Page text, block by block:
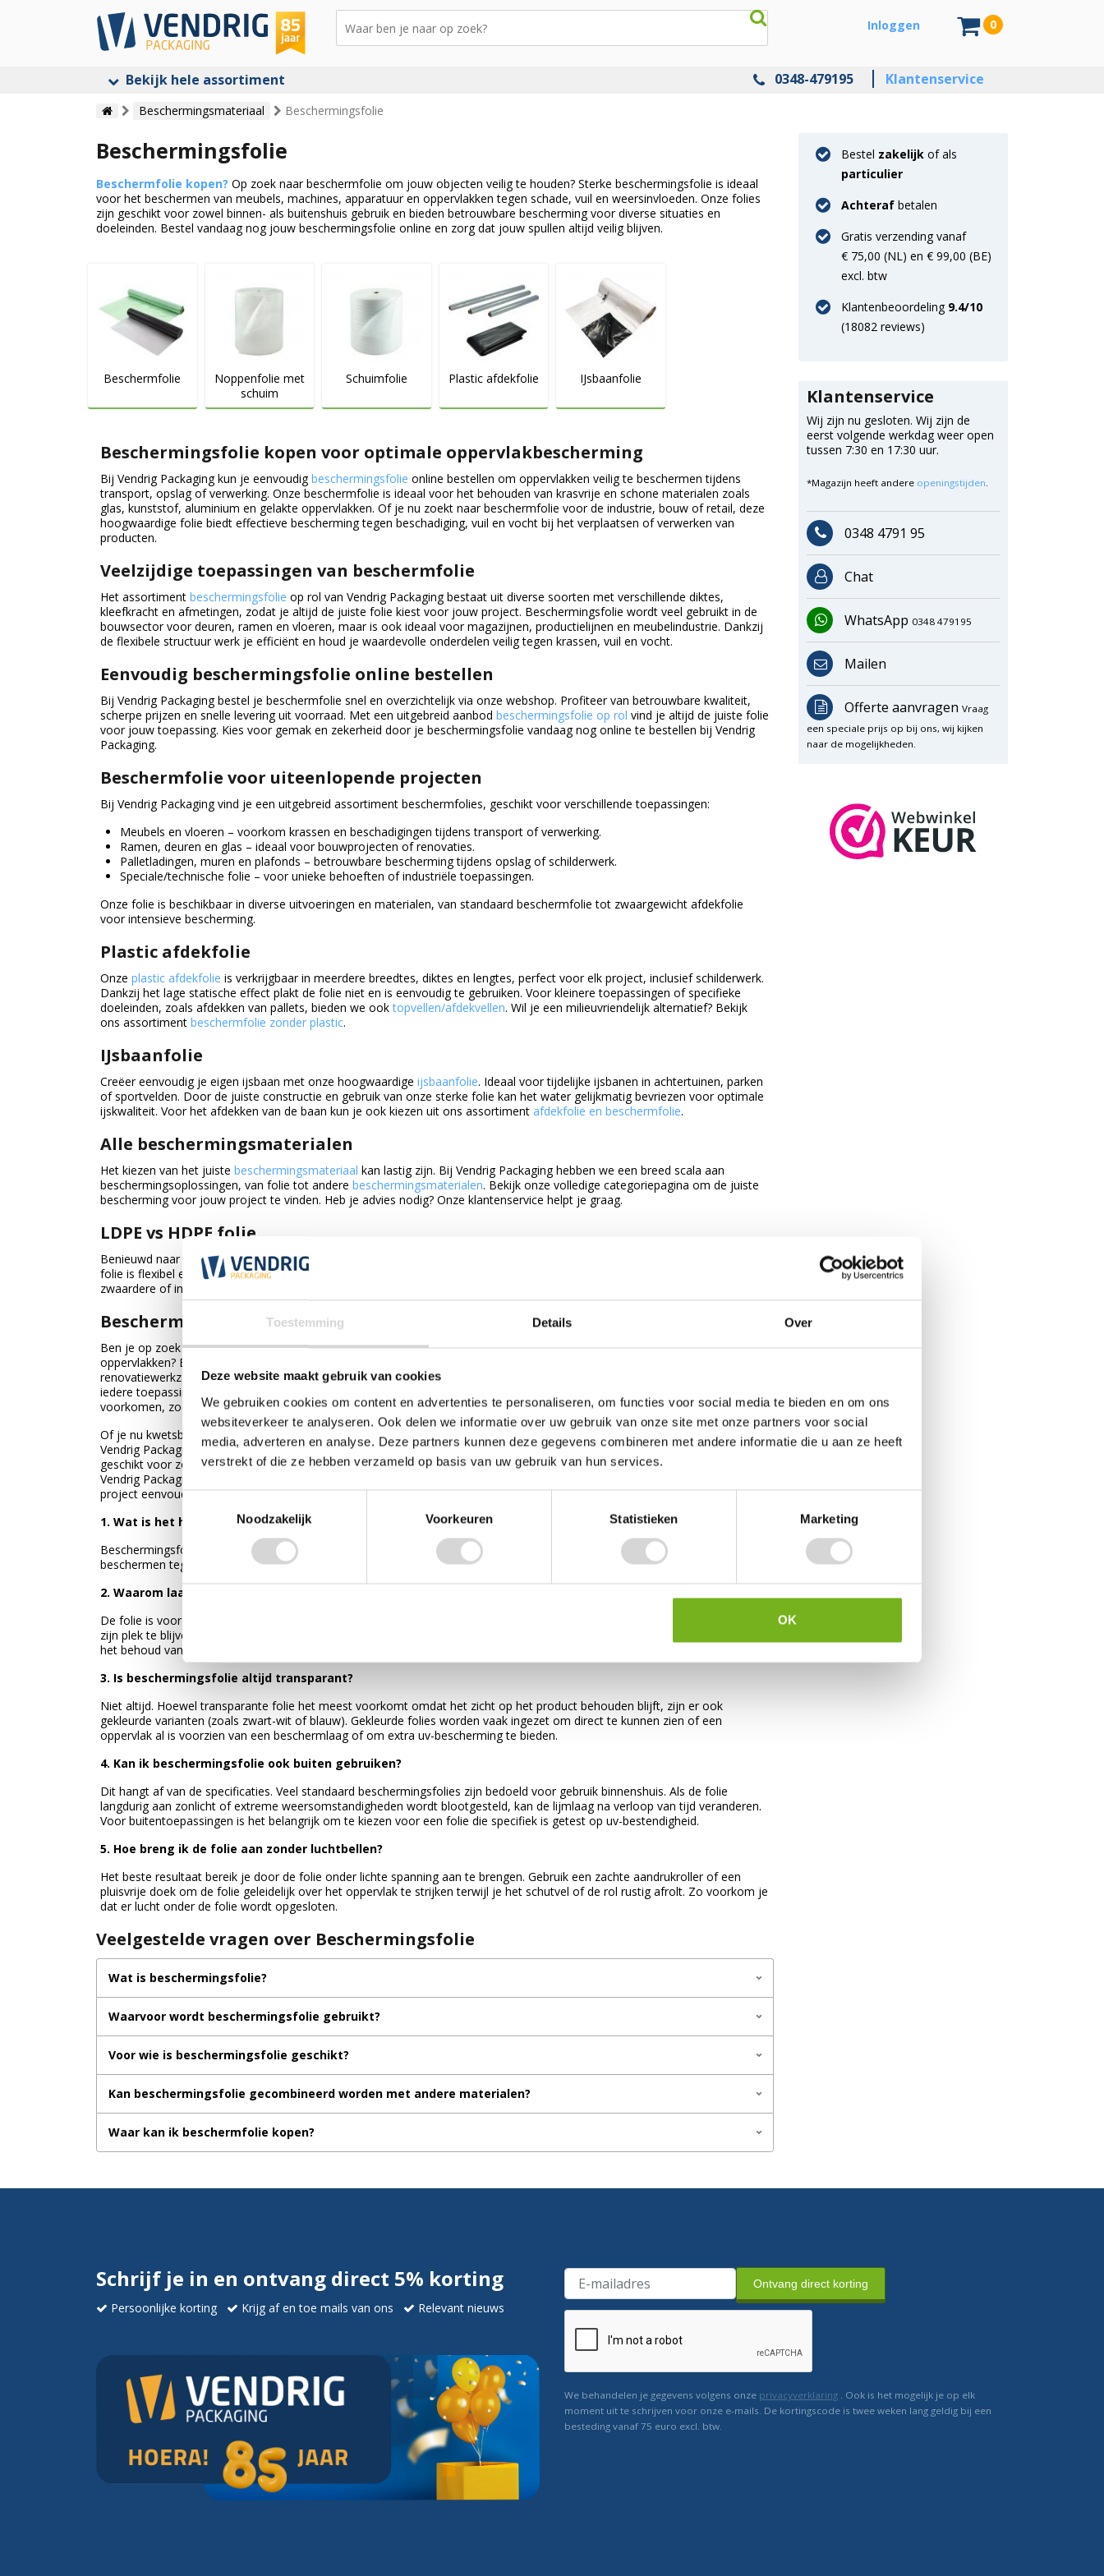
Toestemming Details Over
Deze website maakt gebruik van cookies
We gebruiken cookies om content en advertenties te personaliseren, om functies voor social media te bieden en om ons
websiteverkeer te analyseren. Ook delen we informatie over uw gebruik van onze site met onze partners voor social
media, adverteren en analyse. Deze partners kunnen deze gegevens combineren met andere informatie die u aan ze heeft
verstrekt of die ze hebben verzameld op basis van uw gebruik van hun services.
Toestemmingsselectie
Noodzakelijk
Voorkeuren Statistieken Marketing
OK
Inloggen 0
Bekijk hele assortiment 0348-479195 Klantenservice
Beschermingsmateriaal Beschermingsfolie
Beschermingsfolie
Beschermfolie kopen? Op zoek naar beschermfolie om jouw objecten veilig te houden? Sterke beschermingsfolie is ideaal
voor het beschermen van meubels, machines, apparatuur en oppervlakken tegen schade, vuil en weersinvloeden. Onze folies
zijn geschikt voor zowel binnen- als buitenshuis gebruik en bieden betrouwbare bescherming voor diverse situaties en
doeleinden. Bestel vandaag nog jouw beschermingsfolie online en zorg dat jouw spullen altijd veilig blijven.
Beschermfolie
Noppenfolie met
schuim
Schuimfolie Plastic afdekfolie IJsbaanfolie
Beschermingsfolie kopen voor optimale oppervlakbescherming
Bij Vendrig Packaging kun je eenvoudigbeschermingsfolie online bestellen om oppervlakken veilig te beschermen tijdens
transport, opslag of verwerking. Onze beschermfolie is ideaal voor het behouden van krasvrije en schone materialen zoals
glas, kunststof, aluminium en gelakte oppervlakken. Of je nu zoekt naar beschermfolie voor de industrie, bouw of retail, deze
hoogwaardige folie biedt effectieve bescherming tegen beschadiging, vuil en vocht bij het verplaatsen of verwerken van
producten.
Veelzijdige toepassingen van beschermfolie
Het assortiment beschermingsfolie op rol van Vendrig Packaging bestaat uit diverse soorten met verschillende diktes,
kleefkracht en afmetingen, zodat je altijd de juiste folie kiest voor jouw project. Beschermingsfolie wordt veel gebruikt in de
bouwsector voor deuren, ramen en vloeren, maar is ook ideaal voor magazijnen, productielijnen en meubelindustrie. Dankzij
de flexibele structuur werk je efficiënt en houd je waardevolle onderdelen veilig tegen krassen, vuil en vocht.
Eenvoudig beschermingsfolie online bestellen
Bij Vendrig Packaging bestel je beschermfolie snel en overzichtelijk via onze webshop. Profiteer van betrouwbare kwaliteit,
scherpe prijzen en snelle levering uit voorraad. Met een uitgebreid aanbod beschermingsfolie op rol vind je altijd de juiste folie
voor jouw toepassing. Kies voor gemak en zekerheid door je beschermingsfolie vandaag nog online te bestellen bij Vendrig
Packaging.
Beschermfolie voor uiteenlopende projecten
Bij Vendrig Packaging vind je een uitgebreid assortiment beschermfolies, geschikt voor verschillende toepassingen:
Meubels en vloeren – voorkom krassen en beschadigingen tijdens transport of verwerking.
Ramen, deuren en glas – ideaal voor bouwprojecten of renovaties.
Palletladingen, muren en plafonds – betrouwbare bescherming tijdens opslag of schilderwerk.
Speciale/technische folie – voor unieke behoeften of industriële toepassingen.
Onze folie is beschikbaar in diverse uitvoeringen en materialen, van standaard beschermfolie tot zwaargewicht afdekfolie
voor intensieve bescherming.
Plastic afdekfolie
Onze plastic afdekfolie is verkrijgbaar in meerdere breedtes, diktes en lengtes, perfect voor elk project, inclusief schilderwerk.
Dankzij het lage statische effect plakt de folie niet en is eenvoudig te gebruiken. Voor kleinere toepassingen of specifieke
doeleinden, zoals afdekken van pallets, bieden we ooktopvellen/afdekvellen. Wil je een milieuvriendelijk alternatief? Bekijk
ons assortiment beschermfolie zonder plastic.
IJsbaanfolie
Creëer eenvoudig je eigen ijsbaan met onze hoogwaardige ijsbaanfolie. Ideaal voor tijdelijke ijsbanen in achtertuinen, parken
of sportvelden. Door de juiste constructie en gebruik van onze sterke folie kan het water gelijkmatig bevriezen voor optimale
ijskwaliteit. Voor het afdekken van de baan kun je ook kiezen uit ons assortiment afdekfolie en beschermfolie.
Alle beschermingsmaterialen
Het kiezen van het juiste beschermingsmateriaal kan lastig zijn. Bij Vendrig Packaging hebben we een breed scala aan
beschermingsoplossingen, van folie tot andere beschermingsmaterialen. Bekijk onze volledige categoriepagina om de juiste
bescherming voor jouw project te vinden. Heb je advies nodig? Onze klantenservice helpt je graag.
LDPE vs HDPE folie
Benieuwd naar het verschil tussen LDPE en HDPE folie? Beide folies hebben unieke eigenschappen en toepassingen. LDPE
folie is flexibel en ideaal voor oppervlakbescherming, terwijl HDPE folie steviger en scheurbestendiger is, perfect voor
zwaardere of industriële toepassingen. Lees meer over de verschillen en kies de folie die het beste bij jouw project past.
Beschermingsfolie koop je bij Vendrig Packaging!
Ben je op zoek naar betrouwbare beschermingsfolie voor het beschermen van producten, meubels, machines of
oppervlakken? Bij Vendrig Packaging vind je een uitgebreid assortiment beschermingsfolies voor transport, opslag, bouw- en
renovatiewerkzaamheden. Van beschermfolie op rol en schuimfolie tot noppenfolie met schuim en plastic afdekfolie: voor
iedere toepassing is er een passende oplossing. Beschermingsfolie helpt schade door krassen, stof, vuil en vocht te
voorkomen, zodat jouw materialen in optimale staat blijven.
Of je nu kwetsbare producten wilt beschermen tijdens transport of oppervlakken wilt afdekken tijdens een verbouwing, bij
Vendrig Packaging profiteer je van een ruim assortiment, scherpe prijzen en snelle levering. Onze beschermingsfolies zijn
geschikt voor zowel professioneel als particulier gebruik en eenvoudig te verwerken. Naast beschermingsfolie vind je bij
Vendrig Packaging ook een compleet assortiment verpakkings-, bouw- en beschermingsmaterialen, zodat je alles voor jouw
project eenvoudig op één plek kunt bestellen.
1. Wat is het hoofddoel van beschermingsfolie?
Beschermingsfolie wordt gebruikt om oppervlakken van materialen zoals kunststof, glas, metaal of gelakte onderdelen te
beschermen tegen krassen, vuil, stof en beschadigingen tijdens transport, opslag of tijdens een productieproces.
2. Waarom laat deze folie geen lijmresten achter?
De folie is voorzien van een specifieke lijmlaag met een uitgebalanceerde hechting. Hierdoor hecht de folie voldoende om op
zijn plek te blijven zitten, maar kan deze na gebruik eenvoudig en zonder lijmresten worden verwijderd. Dit is essentieel voor
het behoud van het oppervlak van het product.
3. Is beschermingsfolie altijd transparant?
Niet altijd. Hoewel transparante folie het meest voorkomt omdat het zicht op het product behouden blijft, zijn er ook
gekleurde varianten (zoals zwart-wit of blauw). Gekleurde folies worden vaak ingezet om direct te kunnen zien of een
oppervlak al is voorzien van een beschermlaag of om extra uv-bescherming te bieden.
4. Kan ik beschermingsfolie ook buiten gebruiken?
Dit hangt af van de specificaties. Veel standaard beschermingsfolies zijn bedoeld voor gebruik binnenshuis. Als de folie
langdurig aan zonlicht of extreme weersomstandigheden wordt blootgesteld, kan de lijmlaag na verloop van tijd veranderen.
Voor buitentoepassingen is het belangrijk om te kiezen voor een folie die specifiek is getest op uv-bestendigheid.
5. Hoe breng ik de folie aan zonder luchtbellen?
Het beste resultaat bereik je door de folie onder lichte spanning aan te brengen. Gebruik een zachte aandrukroller of een
pluisvrije doek om de folie geleidelijk over het oppervlak te strijken terwijl je het schutvel of de rol rustig afrolt. Zo voorkom je
dat er lucht onder de folie wordt opgesloten.
Veelgestelde vragen over Beschermingsfolie
Wat is beschermingsfolie?
Waarvoor wordt beschermingsfolie gebruikt?
Voor wie is beschermingsfolie geschikt?
Kan beschermingsfolie gecombineerd worden met andere materialen?
Waar kan ik beschermfolie kopen?
Bestel zakelijk of als
particulier
Achteraf betalen
Gratis verzending vanaf
€ 75,00 (NL) en € 99,00 (BE)
excl. btw
Klantenbeoordeling 9.4/10
(18082 reviews)
Klantenservice
Wij zijn nu gesloten. Wij zijn de
eerst volgende werkdag weer open
tussen 7:30 en 17:30 uur.
*Magazijn heeft andere openingstijden.
0348 4791 95
Chat
WhatsApp 0348 479195
Mailen
Offerte aanvragen Vraag
een speciale prijs op bij ons, wij kijken
naar de mogelijkheden.
Schrijf je in en ontvang direct 5% korting
Persoonlijke korting Krijg af en toe mails van ons Relevant nieuws
Ontvang direct korting
We behandelen je gegevens volgens onze privacyverklaring . Ook is het mogelijk je op elk
moment uit te schrijven voor onze e-mails. De kortingscode is twee weken lang geldig bij een
besteding vanaf 75 euro excl. btw.